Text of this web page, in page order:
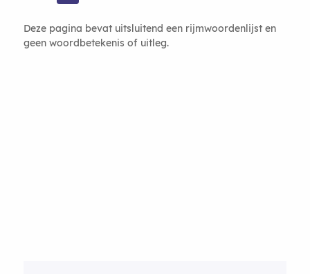
Deze pagina bevat uitsluitend een rijmwoordenlijst en
geen woordbetekenis of uitleg.